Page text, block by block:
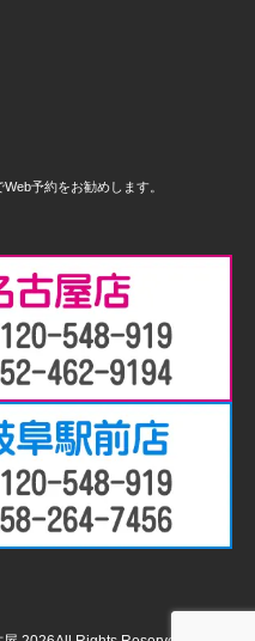
予約をお勧めします。